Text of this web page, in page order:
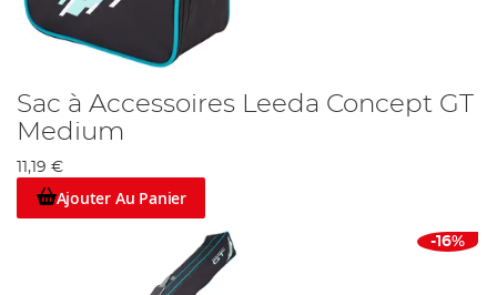
Sac à Accessoires Leeda Concept GT
Medium
11,19 €
Ajouter Au Panier
-16%